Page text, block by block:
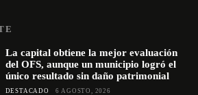
La capital obtiene la mejor evaluación
del OFS, aunque un municipio logró el
único resultado sin daño patrimonial
DESTACADO 6 AGOSTO, 2026